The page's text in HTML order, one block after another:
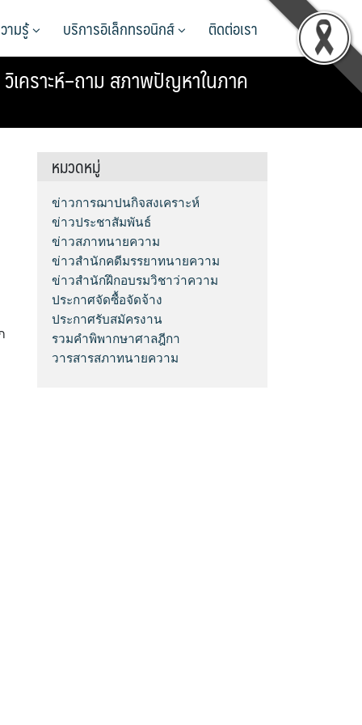
ามรู้ บริการอิเล็กทรอนิกส์ ติดต่อเรา
คราะห์–ถาม สภาพปัญหาในภาค
หมวดหมู่
ข่าวการฌาปนกิจสงเคราะห์
ข่าวประชาสัมพันธ์
ข่าวสภาทนายความ
ข่าวสำนักคดีมรรยาทนายความ
ข่าวสำนักฝึกอบรมวิชาว่าความ
ประกาศจัดซื้อจัดจ้าง
ประกาศรับสมัครงาน
รวมคำพิพากษาศาลฎีกา
วารสารสภาทนายความ